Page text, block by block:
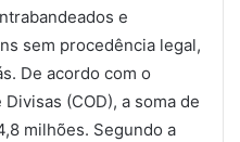
e
sem procedência legal,
De acordo com o
(COD), a soma de
milhões. Segundo a